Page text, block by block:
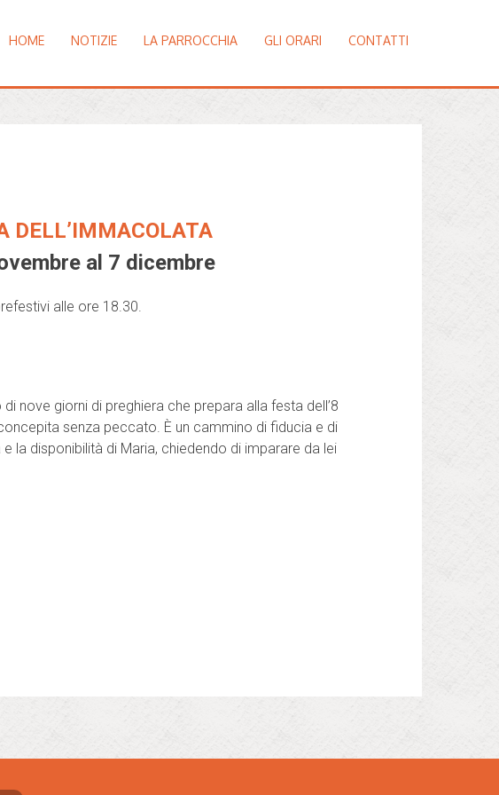
HOME NOTIZIE LA PARROCCHIA GLI ORARI CONTATTI
DELL’IMMACOLATA
al 7 dicembre
alle ore 18.30.
nove giorni di preghiera che prepara alla festa dell’8
senza peccato. È un cammino di fiducia e di
la disponibilità di Maria, chiedendo di imparare da lei